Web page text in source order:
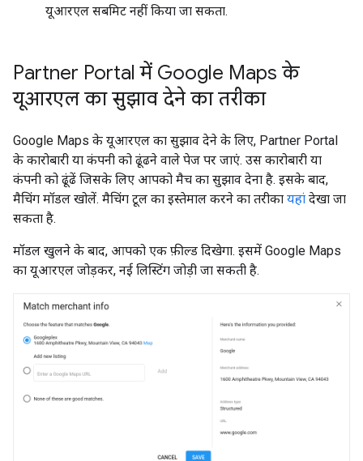
यूआरएल सबमिट नहीं किया जा सकता.
Partner Portal में Google Maps के
यूआरएल का सुझाव देने का तरीका
Google Maps के यूआरएल का सुझाव देने के लिए, Partner Portal
के कारोबारी या कंपनी को ढूंढने वाले पेज पर जाएं. उस कारोबारी या
कंपनी को ढूंढें जिसके लिए आपको मैच का सुझाव देना है. इसके बाद,
मैचिंग मॉडल खोलें. मैचिंग टूल का इस्तेमाल करने का तरीका यहां देखा जा
सकता है.
मॉडल खुलने के बाद, आपको एक फ़ील्ड दिखेगा. इसमें Google Maps
का यूआरएल जोड़कर, नई लिस्टिंग जोड़ी जा सकती है.